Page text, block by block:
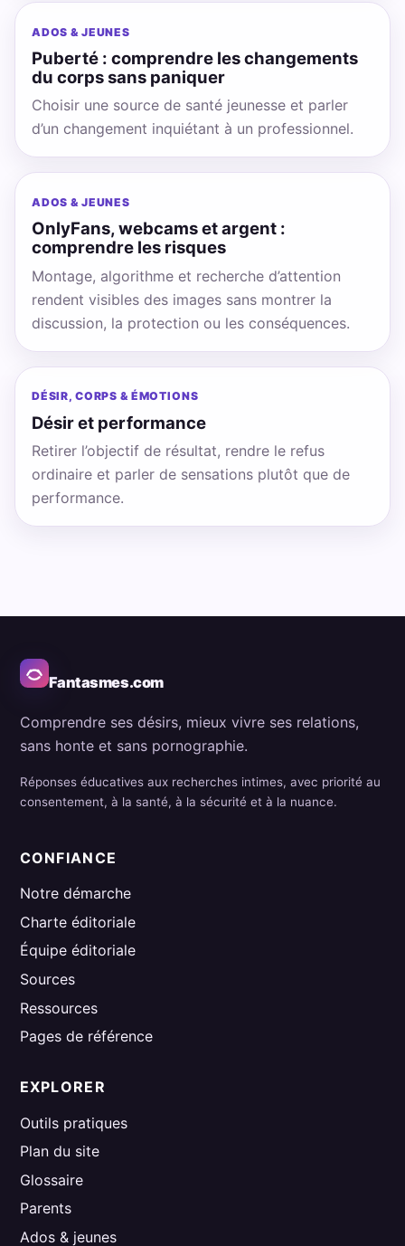
ADOS & JEUNES
Puberté : comprendre les changements
du corps sans paniquer
Choisir une source de santé jeunesse et parler
d’un changement inquiétant à un professionnel.
ADOS & JEUNES
OnlyFans, webcams et argent :
comprendre les risques
Montage, algorithme et recherche d’attention
rendent visibles des images sans montrer la
discussion, la protection ou les conséquences.
DÉSIR, CORPS & ÉMOTIONS
Désir et performance
Retirer l’objectif de résultat, rendre le refus
ordinaire et parler de sensations plutôt que de
performance.
Fantasmes.com
Comprendre ses désirs, mieux vivre ses relations,
sans honte et sans pornographie.
Réponses éducatives aux recherches intimes, avec priorité au
consentement, à la santé, à la sécurité et à la nuance.
CONFIANCE
Notre démarche
Charte éditoriale
Équipe éditoriale
Sources
Ressources
Pages de référence
EXPLORER
Outils pratiques
Plan du site
Glossaire
Parents
Ados & jeunes